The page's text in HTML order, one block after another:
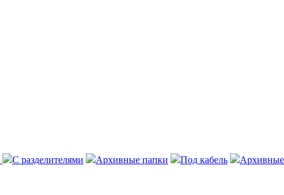
С разделителями Архивные папки Под кабель